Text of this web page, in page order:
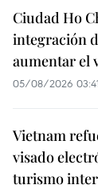
Ciudad Ho
integración
aumentar el
05/08/2026 03:41
Vietnam
visado
turismo